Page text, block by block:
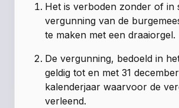
Het is verboden zonder of in
vergunning van de
te maken met een draaiorgel.
De vergunning, bedoeld in
geldig tot en met 31
kalenderjaar waarvoor de
verleend.